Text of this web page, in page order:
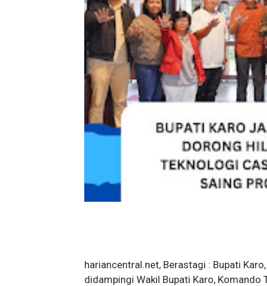
hariancentral.net, Berastagi : Bupati
didampingi Wakil Bupati Karo, Komando